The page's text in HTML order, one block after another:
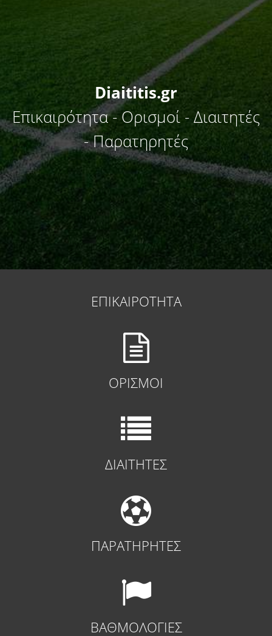
Diaititis.gr
Επικαιρότητα - Ορισμοί - Διαιτητές
- Παρατηρητές
ΕΠΙΚΑΙΡΟΤΗΤΑ
ΟΡΙΣΜΟΙ
ΔΙΑΙΤΗΤΕΣ
ΠΑΡΑΤΗΡΗΤΕΣ
ΒΑΘΜΟΛΟΓΙΕΣ